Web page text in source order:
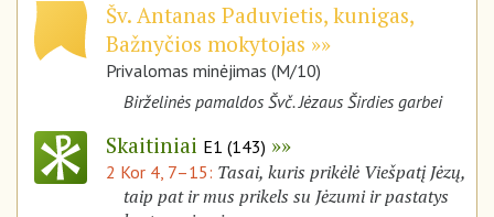
Šv. Antanas Paduvietis, kunigas,
Bažnyčios mokytojas
Privalomas minėjimas (M/10)
Birželinės pamaldos Švč. Jėzaus Širdies garbei
Skaitiniai E1 (143)
2 Kor 4, 7–15: Tasai, kuris prikėlė Viešpatį Jėzų,
taip pat ir mus prikels su Jėzumi ir pastatys